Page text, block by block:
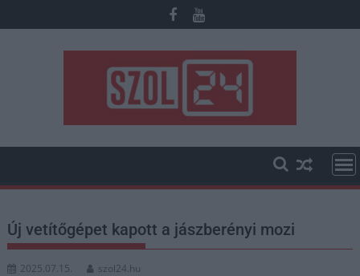
to
Új vetítőgépet kapott a jászberényi mozi
2025.07.15. szol24.hu